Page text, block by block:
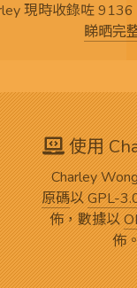
現時收錄咗
睇晒完
使用
Charley
原碼以GPL-
佈，數據以
佈